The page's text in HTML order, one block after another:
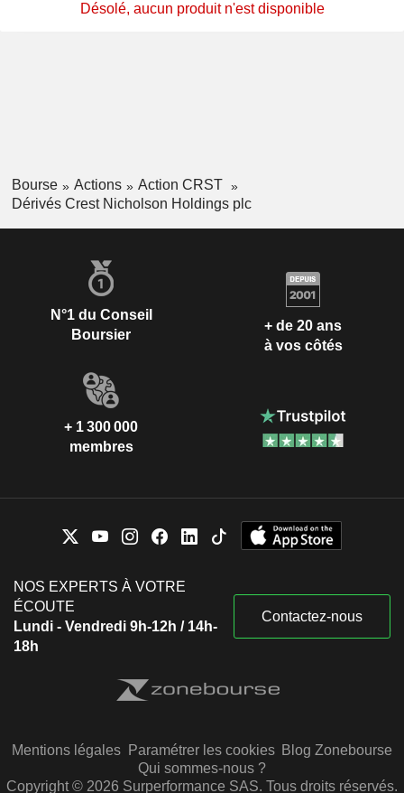
Désolé, aucun produit n'est disponible
Bourse Actions
Action CRST
Dérivés Crest Nicholson Holdings plc
N°1 du Conseil
Boursier
+ de 20 ans
à vos côtés
+ 1 300 000
membres
NOS EXPERTS À VOTRE
ÉCOUTE
Lundi - Vendredi 9h-12h / 14h-
18h
Contactez-nous
Mentions légales Paramétrer les cookies Blog Zonebourse
Qui sommes-nous ?
Copyright © 2026 Surperformance SAS. Tous droits réservés.